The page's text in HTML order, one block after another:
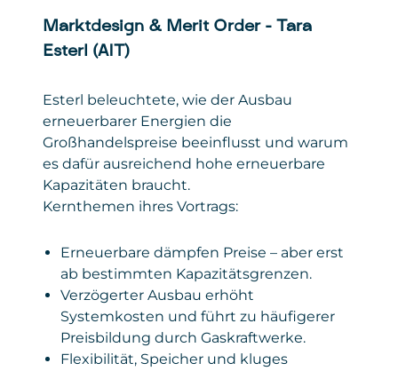
Marktdesign & Merit Order – Tara
Esterl (AIT)
Esterl beleuchtete, wie der Ausbau
erneuerbarer Energien die
Großhandelspreise beeinflusst und warum
es dafür ausreichend hohe erneuerbare
Kapazitäten braucht.
Kernthemen ihres Vortrags:
Erneuerbare dämpfen Preise – aber erst
ab bestimmten Kapazitätsgrenzen.
Verzögerter Ausbau erhöht
Systemkosten und führt zu häufigerer
Preisbildung durch Gaskraftwerke.
Flexibilität, Speicher und kluges